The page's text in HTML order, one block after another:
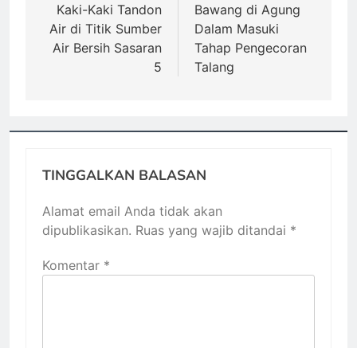
Kaki-Kaki Tandon
Air di Titik Sumber
Air Bersih Sasaran
5
Bawang di Agung
Dalam Masuki
Tahap Pengecoran
Talang
TINGGALKAN BALASAN
Alamat email Anda tidak akan
dipublikasikan. Ruas yang wajib ditandai *
Komentar *